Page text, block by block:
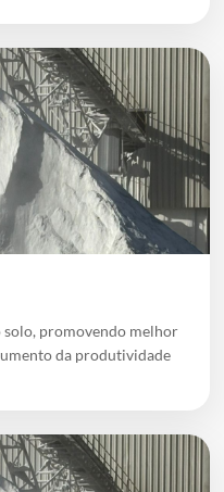
solo, promovendo melhor
da produtividade